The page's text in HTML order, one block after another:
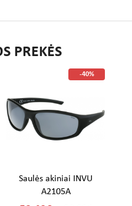
PREKĖS
-40%
Saulės akiniai INVU
A2105A